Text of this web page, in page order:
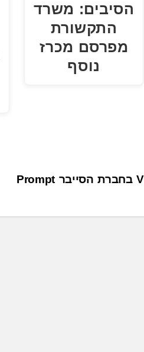
הסיבים: משרד
התקשורת
מפרסם מכרז
נוסף
יואב לסמן מונה ל-VP R&D בחברת הסייבר Prompt